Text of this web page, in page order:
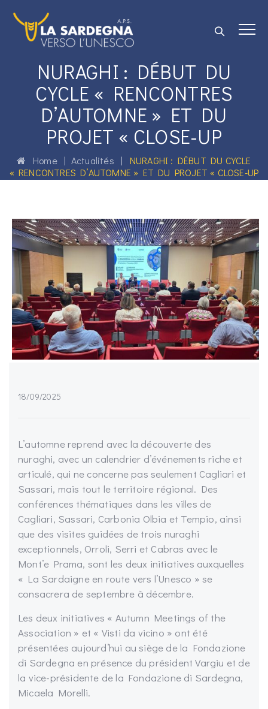
NURAGHI : DÉBUT DU
CYCLE « RENCONTRES
D’AUTOMNE » ET DU
PROJET « CLOSE-UP
Home| Actualités | NURAGHI : DÉBUT DU CYCLE
« RENCONTRES D’AUTOMNE » ET DU PROJET « CLOSE-UP
18/09/2025
L’automne reprend avec la découverte des
nuraghi, avec un calendrier d’événements riche et
articulé, qui ne concerne pas seulement Cagliari et
Sassari, mais tout le territoire régional. Des
conférences thématiques dans les villes de
Cagliari, Sassari, Carbonia Olbia et Tempio, ainsi
que des visites guidées de trois nuraghi
exceptionnels, Orroli, Serri et Cabras avec le
Mont’e Prama, sont les deux initiatives auxquelles
« La Sardaigne en route vers l’Unesco » se
consacrera de septembre à décembre.
Les deux initiatives « Autumn Meetings of the
Association » et « Visti da vicino » ont été
présentées aujourd’hui au siège de la Fondazione
di Sardegna en présence du président Vargiu et de
la vice-présidente de la Fondazione di Sardegna,
Micaela Morelli.